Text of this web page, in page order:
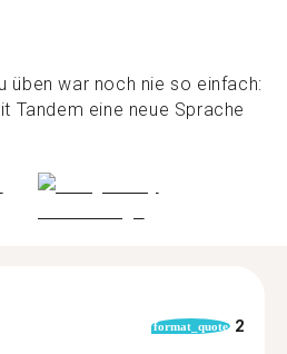
üben war noch nie so einfach:
Tandem eine neue Sprache
format_quote 2